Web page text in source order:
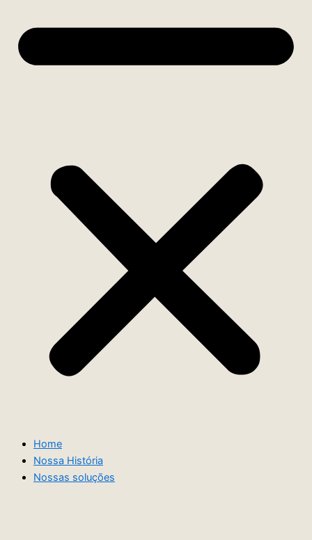
Home
Nossa História
Nossas soluções